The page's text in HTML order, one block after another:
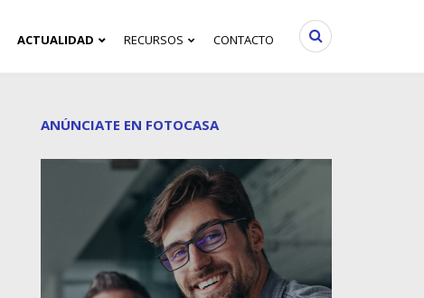
ACTUALIDAD RECURSOS CONTACTO
ANÚNCIATE EN FOTOCASA